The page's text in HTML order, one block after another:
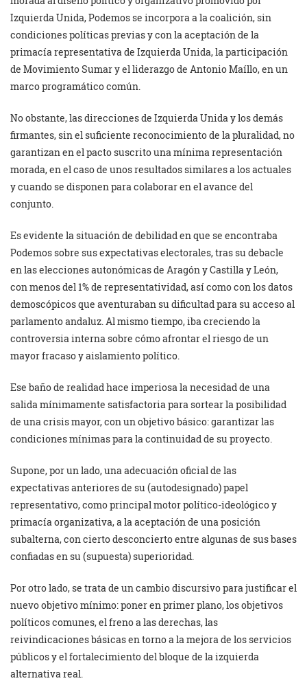
Izquierda Unida, Podemos se incorpora a la coalición, sin
condiciones políticas previas y con la aceptación de la
primacía representativa de Izquierda Unida, la participación
de Movimiento Sumar y el liderazgo de Antonio Maíllo, en un
marco programático común.
No obstante, las direcciones de Izquierda Unida y los demás
firmantes, sin el suficiente reconocimiento de la pluralidad, no
garantizan en el pacto suscrito una mínima representación
morada, en el caso de unos resultados similares a los actuales
y cuando se disponen para colaborar en el avance del
conjunto.
Es evidente la situación de debilidad en que se encontraba
Podemos sobre sus expectativas electorales, tras su debacle
en las elecciones autonómicas de Aragón y Castilla y León,
con menos del 1% de representatividad, así como con los datos
demoscópicos que aventuraban su dificultad para su acceso al
parlamento andaluz. Al mismo tiempo, iba creciendo la
controversia interna sobre cómo afrontar el riesgo de un
mayor fracaso y aislamiento político.
Ese baño de realidad hace imperiosa la necesidad de una
salida mínimamente satisfactoria para sortear la posibilidad
de una crisis mayor, con un objetivo básico: garantizar las
condiciones mínimas para la continuidad de su proyecto.
Supone, por un lado, una adecuación oficial de las
expectativas anteriores de su (autodesignado) papel
representativo, como principal motor político-ideológico y
primacía organizativa, a la aceptación de una posición
subalterna, con cierto desconcierto entre algunas de sus bases
confiadas en su (supuesta) superioridad.
Por otro lado, se trata de un cambio discursivo para justificar el
nuevo objetivo mínimo: poner en primer plano, los objetivos
políticos comunes, el freno a las derechas, las
reivindicaciones básicas en torno a la mejora de los servicios
públicos y el fortalecimiento del bloque de la izquierda
alternativa real.